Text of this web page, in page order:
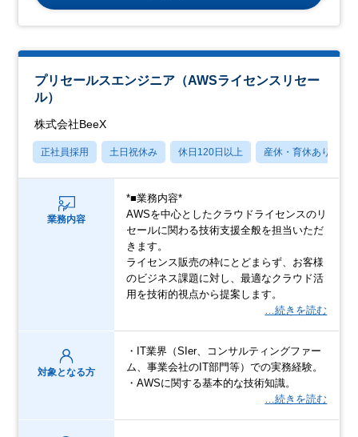
プリセールスエンジニア（AWSライセンスリセー
ル）
株式会社BeeX
正社員採用 土日祝休み 休日120日以上 産休・育休あり
業務内容
*■業務内容*
AWSを中心としたクラウドライセンスのリ
セールに関わる技術支援全般を担当いただ
きます。
ライセンス販売の枠にとどまらず、お客様
のビジネス課題に対し、最適なクラウド活
用を技術的視点から提案します。
…続きを読む
対象となる方
・IT業界（SIer、コンサルティングファー
ム、事業会社のIT部門等）での実務経験。
・AWSに関する基本的な技術知識。
…続きを読む